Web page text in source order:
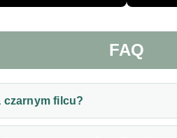
FAQ
czarnym filcu?